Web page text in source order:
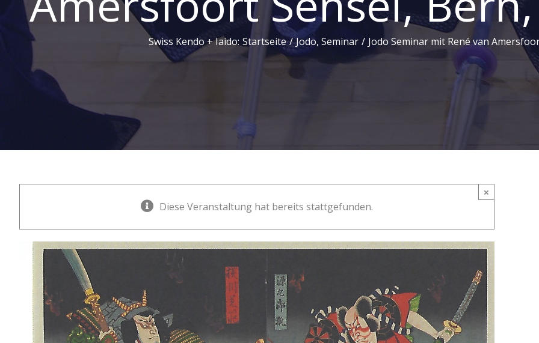
Swiss Kendo + Iaido: Startseite / Jodo, Seminar / Jodo Seminar mit René van
×
Diese Veranstaltung hat bereits stattgefunden.